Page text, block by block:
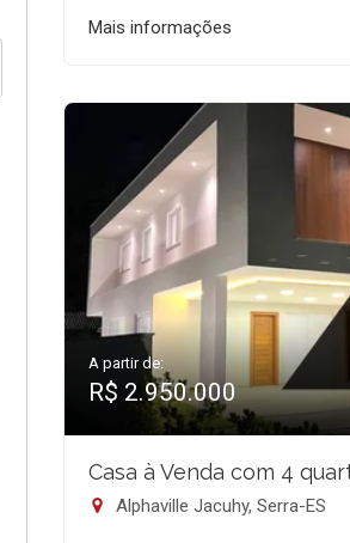
Mais informações
A partir de:
R$ 2.950.000
Casa à Venda com 4
Alphaville Jacuhy, Serra-ES